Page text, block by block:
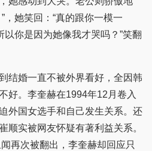
，她笑回：“真的跟你一模一
以你是因为她像我才哭吗？”笑翻
婚一直不被外界看好，全因韩
好。李奎赫在1994年12月卷入
外国女选手和自己发生关系。还
顺实被网友怀疑有著利益关系。
再次被翻出，李奎赫却回应只